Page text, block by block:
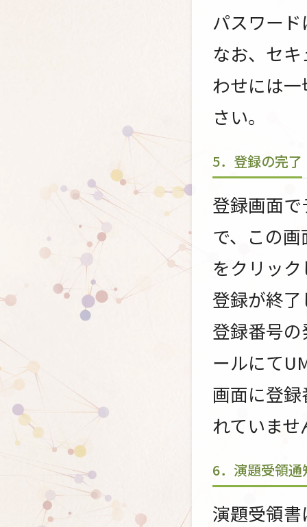
パスワー
なお、セ
わせには
さい。
5．登録の完了
登録画面
で、この
をクリッ
登録が終
登録番号
ールにて
画面に登
れていま
6．演題受領通
演題受領